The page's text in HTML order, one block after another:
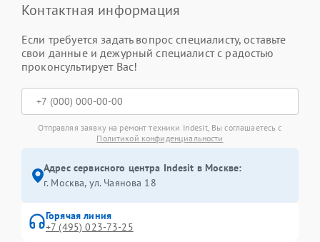
Контактная информация
Если требуется задать вопрос специалисту, оставьте
свои данные и дежурный специалист с радостью
проконсультирует Вас!
Отправляя заявку на ремонт техники Indesit, Вы соглашаетесь с
Политикой конфиденциальности
Адрес сервисного центра Indesit в Москве:
г. Москва, ул. Чаянова 18
Горячая линия
+7 (495) 023-73-25